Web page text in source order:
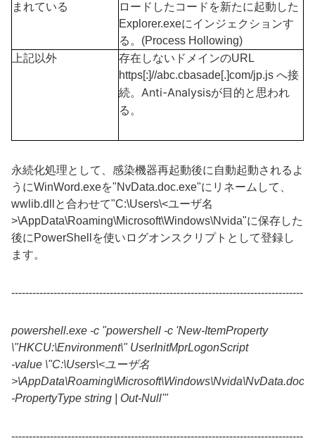
まれている
ロードしたコードを新たに起動した
Explorer.exeにインジェクションす
る。 (Process Hollowing)
上記以外
存在しないドメインのURL
https[:]//abc.cbasade[.]com/jp.js へ接
続。 Anti-Analysisが目的と思われ
る。
永続化処理として、感染機器再起動後に自動起動されるよ
うにWinWord.exeを"NvData.doc.exe"にリネームして、
wwlib.dllと合わせて"C:\Users\<ユーザ名
>\AppData\Roaming\Microsoft\Windows\Nvida"に保存した
後にPowerShellを使い ログオンスクリプトとして登録し
ます。
-----------------------------------------------------------------------------------
powershell.exe -c "powershell -c 'New-ItemProperty
\"HKCU:\Environment\" UserInitMprLogonScript
-value \"C:\Users\<ユーザ名
-PropertyType string | Out-Null'"
-----------------------------------------------------------------------------------